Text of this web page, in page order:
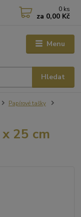
Menu
Hledat
0 ks
za 0,00 Kč
Papírové tašky
25 cm